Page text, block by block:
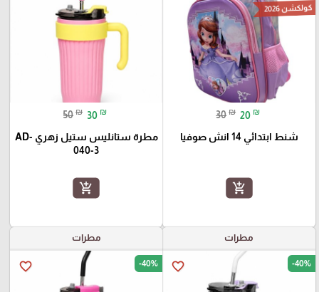
كولكشن 2026
30 ₪ 20 ₪
شنط ابتدائي 14 انش صوفيا
add_shopping_cart
50 ₪ 30 ₪
مطرة ستانليس ستيل زهري AD-
040-3
add_shopping_cart
مطرات
favorite_border -40%
مطرات
favorite_border -40%